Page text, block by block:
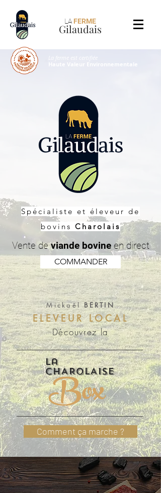
LA FERME
Gilaudais
Haute Valeur Environnementale
La ferme est certifiée
Spécialiste et éleveur de
bovins Charolais
Vente deviande bovineen direct
COMMANDER
MickaêlBERTIN
ELEVEUR LOCAL
Découvrez la
Box
La
CHAROLAISE
Comment ça marche ?